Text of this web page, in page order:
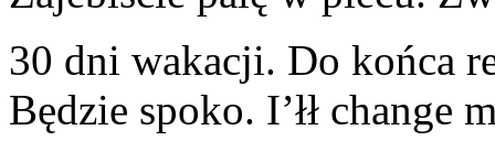
30 dni wakacji. Do końca
Będzie spoko. I’łł change